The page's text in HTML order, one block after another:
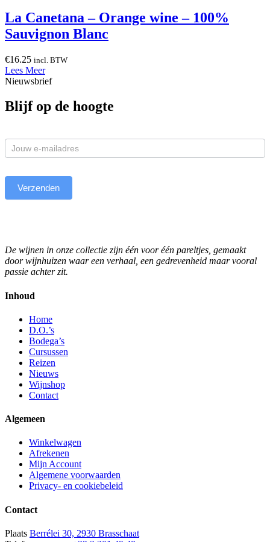
La Canetana – Orange wine – 100%
Sauvignon Blanc
€16.25 incl. BTW
Lees Meer
Nieuwsbrief
Blijf op de hoogte
Verzenden
De wijnen in onze collectie zijn één voor één pareltjes, gemaakt
door wijnhuizen waar een verhaal, een gedrevenheid maar vooral
passie achter zit.
Inhoud
Home
D.O.’s
Bodega’s
Cursussen
Reizen
Nieuws
Wijnshop
Contact
Algemeen
Winkelwagen
Afrekenen
Mijn Account
Algemene voorwaarden
Privacy- en cookiebeleid
Contact
Plaats Berrélei 30, 2930 Brasschaat